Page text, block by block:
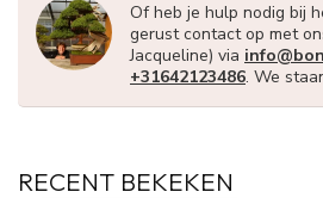
Of heb je hulp nodig bij
gerust contact op met
Jacqueline) via
+31642123486. We
RECENT BEKEKEN